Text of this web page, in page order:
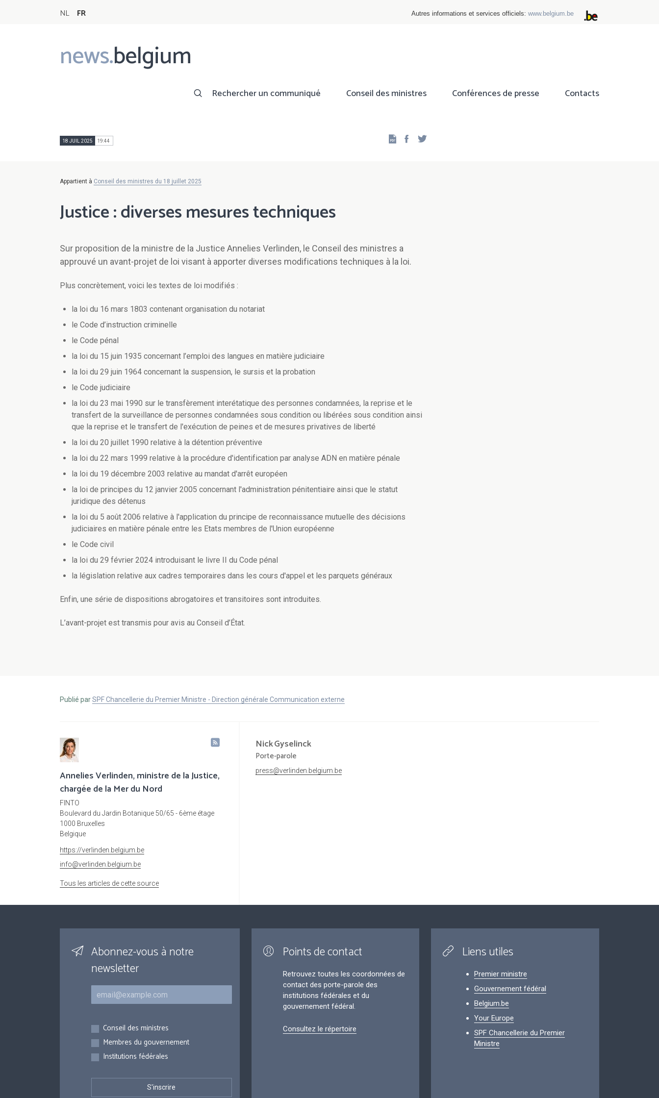
NL FR Autres informations et services officiels: www.belgium.be
news.belgium
Main
navigation
Rechercher un communiqué Conseil des ministres Conférences de presse Contacts
18 JUIL 2025 19:44 Facebook
Appartient à Conseil des ministres du 18 juillet 2025
Justice : diverses mesures techniques
Sur proposition de la ministre de la Justice Annelies Verlinden, le Conseil des ministres a
approuvé un avant-projet de loi visant à apporter diverses modifications techniques à la loi.
Plus concrètement, voici les textes de loi modifiés :
la loi du 16 mars 1803 contenant organisation du notariat
le Code d’instruction criminelle
le Code pénal
la loi du 15 juin 1935 concernant l’emploi des langues en matière judiciaire
la loi du 29 juin 1964 concernant la suspension, le sursis et la probation
le Code judiciaire
la loi du 23 mai 1990 sur le transfèrement interétatique des personnes condamnées, la reprise et le
transfert de la surveillance de personnes condamnées sous condition ou libérées sous condition ainsi
que la reprise et le transfert de l'exécution de peines et de mesures privatives de liberté
la loi du 20 juillet 1990 relative à la détention préventive
la loi du 22 mars 1999 relative à la procédure d'identification par analyse ADN en matière pénale
la loi du 19 décembre 2003 relative au mandat d'arrêt européen
la loi de principes du 12 janvier 2005 concernant l'administration pénitentiaire ainsi que le statut
juridique des détenus
la loi du 5 août 2006 relative à l'application du principe de reconnaissance mutuelle des décisions
judiciaires en matière pénale entre les Etats membres de l'Union européenne
le Code civil
la loi du 29 février 2024 introduisant le livre II du Code pénal
la législation relative aux cadres temporaires dans les cours d'appel et les parquets généraux
Enfin, une série de dispositions abrogatoires et transitoires sont introduites.
L’avant-projet est transmis pour avis au Conseil d’État.
Publié parSPF Chancellerie du Premier Ministre - Direction générale Communication externe
Annelies Verlinden, ministre de la Justice,
chargée de la Mer du Nord
FINTO
Boulevard du Jardin Botanique 50/65 - 6ème étage
1000 Bruxelles
Belgique
https://verlinden.belgium.be
info@verlinden.belgium.be
Tous les articles de cette source
NickGyselinck
Porte-parole
press@verlinden.belgium.be
Abonnez-vous à notre
newsletter
Courriel
Inscriptions
Conseil des ministres
Membres du gouvernement
Institutions fédérales
Points de contact
Retrouvez toutes les coordonnées de
contact des porte-parole des
institutions fédérales et du
gouvernement fédéral.
Consultez le répertoire
Liens utiles
Premier ministre
Gouvernement fédéral
Belgium.be
Your Europe
SPF Chancellerie du Premier
Ministre